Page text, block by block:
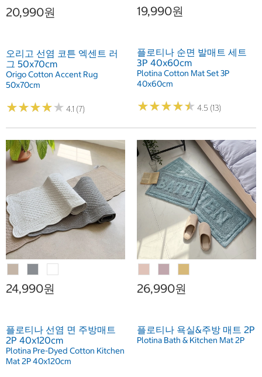
20,990원
오리고 선염 코튼 엑센트 러
그 50x70cm
Origo Cotton Accent Rug
50x70cm
★★★★★
★★★★★ 4.1 (7)
19,990원
플로티나 순면 발매트 세트
3P 40x60cm
Plotina Cotton Mat Set 3P
40x60cm
★★★★★
★★★★★ 4.5 (13)
24,990원
플로티나 선염 면 주방매트
2P 40x120cm
Plotina Pre-Dyed Cotton Kitchen
Mat 2P 40x120cm
26,990원
플로티나 욕실&주방 매트 2P
Plotina Bath & Kitchen Mat 2P